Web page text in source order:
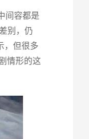
间容都是
别，仍
，但很多
情形的这